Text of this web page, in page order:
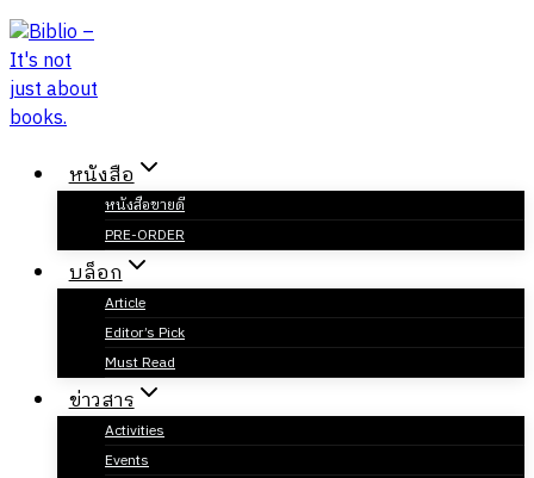
Skip
to
content
หนังสือ
หนังสือขายดี
PRE-ORDER
บล็อก
Article
Editor’s Pick
Must Read
ข่าวสาร
Activities
Events